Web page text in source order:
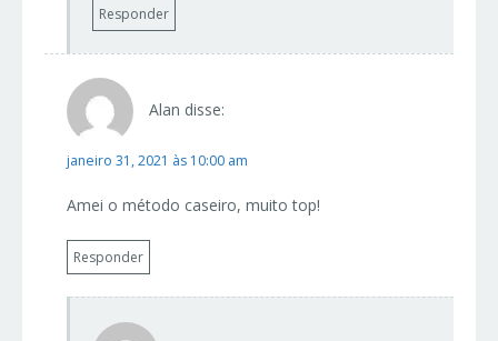
Responder
Alan disse:
janeiro 31, 2021 às 10:00 am
Amei o método caseiro, muito top!
Responder